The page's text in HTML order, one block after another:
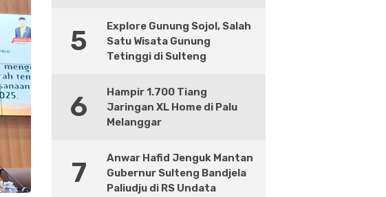
5
Explore Gunung Sojol, Salah
Satu Wisata Gunung
Tetinggi di Sulteng
6
Hampir 1.700 Tiang
Jaringan XL Home di Palu
Melanggar
7
Anwar Hafid Jenguk Mantan
Gubernur Sulteng Bandjela
Paliudju di RS Undata